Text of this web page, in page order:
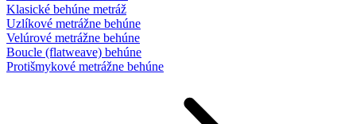
Klasické behúne metráž
Uzlíkové metrážne behúne
Velúrové metrážne behúne
Boucle (flatweave) behúne
Protišmykové metrážne behúne